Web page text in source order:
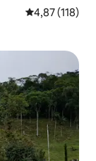
Évaluation
4,87 (118)